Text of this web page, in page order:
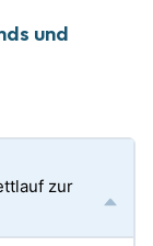
und
zur